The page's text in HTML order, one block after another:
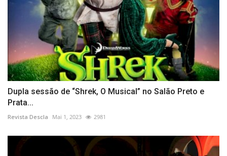
Dupla sessão de “Shrek, O Musical” no Salão Preto e
Prata...
Revista Descla Mai 1, 2023 2981